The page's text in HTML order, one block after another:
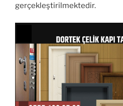
gerçekleştirilmektedir.